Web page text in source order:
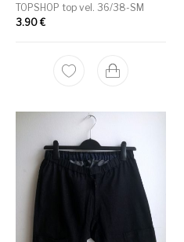
TOPSHOP top vel. 36/38-SM
3.90€